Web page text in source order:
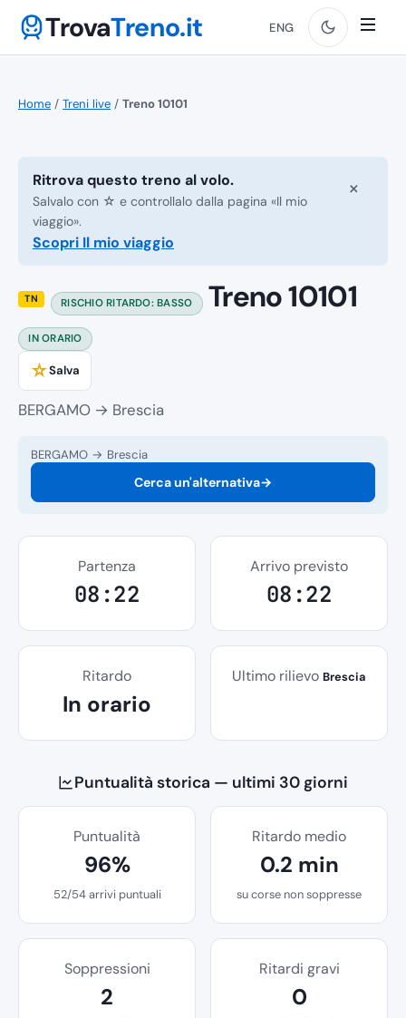
TrovaTreno.it ENG
Home / Treni live / Treno 10101
Ritrova questo treno al volo.
Salvalo con ☆ e controllalo dalla pagina «Il mio
viaggio».
Scopri Il mio viaggio
×
TN RISCHIO RITARDO: BASSO Treno 10101
IN ORARIO
☆Salva
BERGAMO → Brescia
BERGAMO → Brescia
Cerca un'alternativa→
Partenza
08:22
Arrivo previsto
08:22
Ritardo
In orario
Ultimo rilievo Brescia
Puntualità storica — ultimi 30 giorni
Puntualità
96%
52/54 arrivi puntuali
Ritardo medio
0.2 min
su corse non soppresse
Soppressioni
2
Ritardi gravi
0